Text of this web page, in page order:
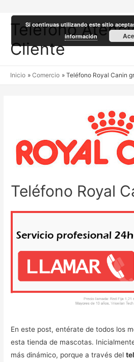
Teléfono
Cliente
Inicio Comercio Teléfono Royal Canin
Teléfono Royal
En este post, entérate de todos los
esta tienda de mascotas.
más dinámico, porque a través del
Si continuas utilizando este sitio
información